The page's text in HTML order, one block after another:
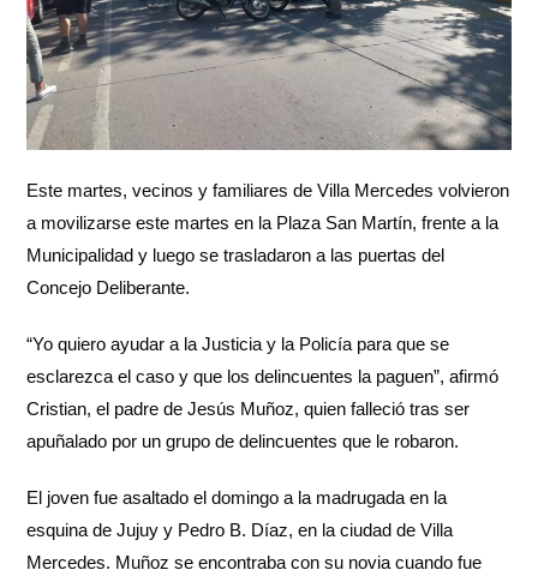
Este martes, vecinos y familiares de Villa Mercedes volvieron
a movilizarse este martes en la Plaza San Martín, frente a la
Municipalidad y luego se trasladaron a las puertas del
Concejo Deliberante.
“Yo quiero ayudar a la Justicia y la Policía para que se
esclarezca el caso y que los delincuentes la paguen”, afirmó
Cristian, el padre de Jesús Muñoz, quien falleció tras ser
apuñalado por un grupo de delincuentes que le robaron.
El joven fue asaltado el domingo a la madrugada en la
esquina de Jujuy y Pedro B. Díaz, en la ciudad de Villa
Mercedes. Muñoz se encontraba con su novia cuando fue